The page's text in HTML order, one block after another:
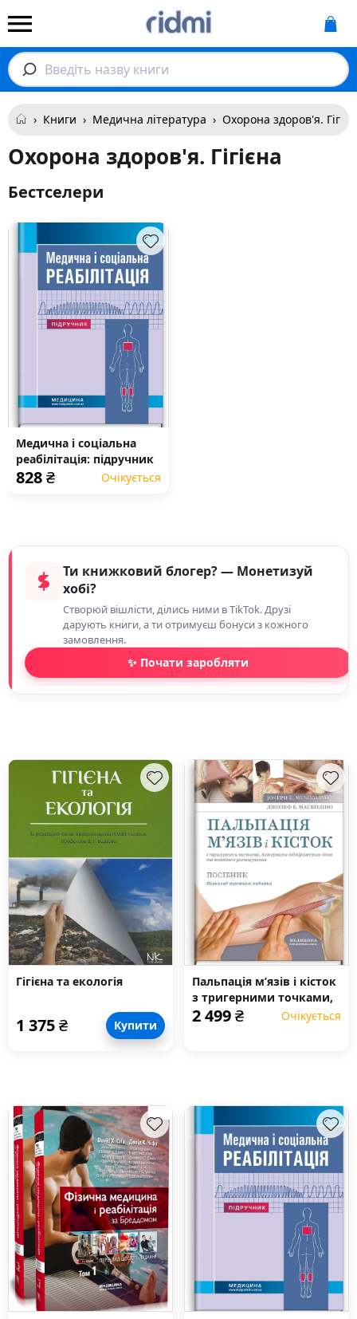
Введіть назву книги
› Книги › Медична література › Охорона здоров'я.
Охорона здоров'я. Гігієна
Бестселери
Медична і соціальна
реабілітація: підручник
828₴ Очікується
Ти книжковий блогер? — Монетизуй
хобі?
Створюй вішлісти, ділись ними в TikTok. Друзі
дарують книги, а ти отримуєш бонуси з кожного
замовлення.
✨ Почати заробляти
Гігієна та екологія
1 375₴ Купити
Пальпація м’язів і кісток
з тригерними точками,
патернами
2 499₴ Очікується